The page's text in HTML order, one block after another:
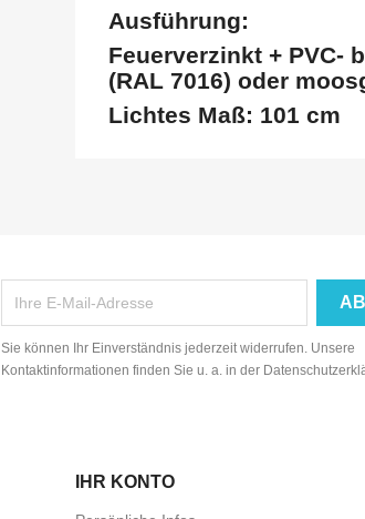
Ausführung:
Feuerverzinkt + PVC-
(RAL 7016) oder
Lichtes Maß: 101 cm
Sie können Ihr Einverständnis jederzeit widerrufen. Unsere
Kontaktinformationen finden Sie u. a. in der
IHR KONTO